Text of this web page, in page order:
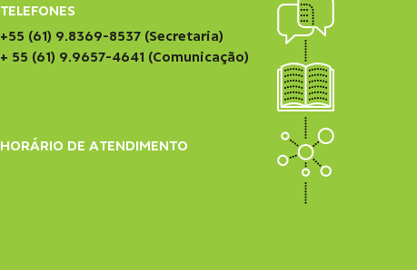
TELEFONES
+55 (61) 9.8369-8537 (Secretaria)
+ 55 (61) 9.9657-4641 (Comunicação)
HORÁRIO DE ATENDIMENTO